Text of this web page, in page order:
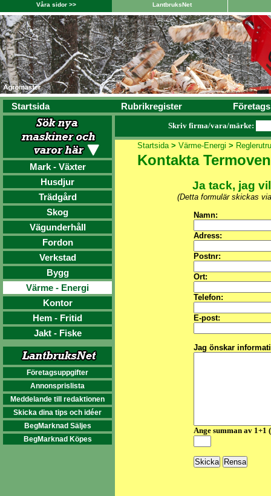
Våra sidor >> LantbruksNet
Startsida Rubrikregister
Mark - Växter
Husdjur
Trädgård
Skog
Vägunderhåll
Fordon
Verkstad
Bygg
Värme - Energi
Kontor
Hem - Fritid
Jakt - Fiske
Företagsuppgifter
Annonsprislista
Meddelande till redaktionen
Skicka dina tips och idéer
BegMarknad Säljes
BegMarknad Köpes
Skriv firma/vara/märke:
Startsida> Värme-Energi >
Kontakta
Ja tack, jag
(Detta formulär skickas
Namn:
Adress:
Postnr:
Ort:
Telefon:
E-post:
Jag önskar
Ange summan av 1+1